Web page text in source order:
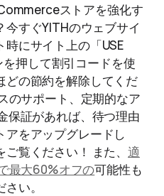
ストアを強化す
すぐYITHのウェブサイ
時にサイト上の「USE
押して割引コードを使
どの節約を解除してくだ
のサポート、定期的なア
保証があれば、待つ理由
アをアップグレードし
ご覧ください！ また、適
最大60%オフの可能性も
い。